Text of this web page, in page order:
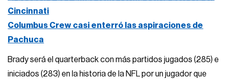
Cincinnati
Columbus Crew casi enterró las aspiraciones de
Pachuca
Brady será el quarterback con más partidos jugados (285) e
iniciados (283) en la historia de la NFL por un jugador que